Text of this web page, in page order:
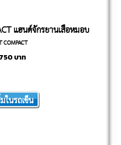
แฮนด์จักรยานเสือหมอบ
COMPACT
บาท
ในรถเข็น